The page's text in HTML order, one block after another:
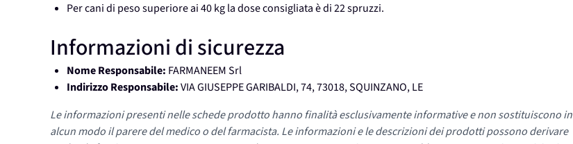
Per cani di peso superiore ai 40 kg la dose consigliata è di 22 spruzzi.
Informazioni di sicurezza
Nome Responsabile: FARMANEEM Srl
Indirizzo Responsabile:VIA GIUSEPPE GARIBALDI, 74, 73018, SQUINZANO, LE
Le informazioni presenti nelle schede prodotto hanno finalità esclusivamente informative e non sostituiscono in
alcun modo il parere del medico o del farmacista. Le informazioni e le descrizioni dei prodotti possono derivare